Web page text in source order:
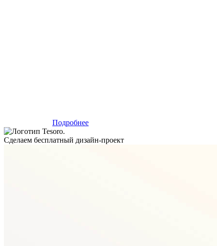
Подробнее
Сделаем бесплатный дизайн-проект